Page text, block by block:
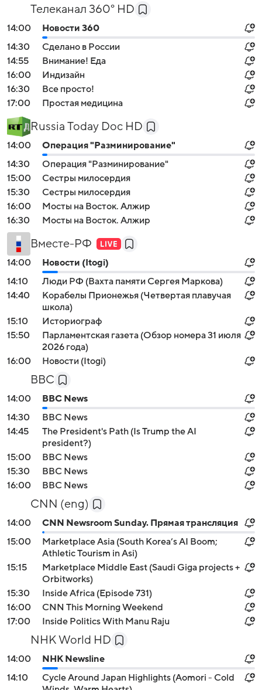
Телеканал 360° HD
14:00
Новости 360
14:30
Сделано в России
14:55
Внимание! Еда
16:00
Индизайн
16:30
Все просто!
17:00
Простая медицина
Russia Today Doc HD
14:00
Операция "Разминирование"
14:30
Операция "Разминирование"
15:00
Сестры милосердия
15:30
Сестры милосердия
16:00
Мосты на Восток. Алжир
16:30
Мосты на Восток. Алжир
Вместе-РФ
14:00
Новости (Itogi)
14:10
Люди РФ (Вахта памяти Сергея Маркова)
14:40
Корабелы Прионежья (Четвертая плавучая
школа)
15:10
Историограф
15:50
Парламентская газета (Обзор номера 31 июля
2026 года)
16:00
Новости (Itogi)
BBC
14:00
BBC News
14:30
BBC News
14:45
The President's Path (Is Trump the AI
president?)
15:00
BBC News
15:30
BBC News
16:00
BBC News
CNN (eng)
14:00
CNN Newsroom Sunday. Прямая трансляция
15:00
Marketplace Asia (South Korea’s AI Boom;
Athletic Tourism in Asi)
15:15
Marketplace Middle East (Saudi Giga projects +
Orbitworks)
15:30
Inside Africa (Episode 731)
16:00
CNN This Morning Weekend
17:00
Inside Politics With Manu Raju
NHK World HD
14:00
NHK Newsline
14:10
Cycle Around Japan Highlights (Aomori - Cold